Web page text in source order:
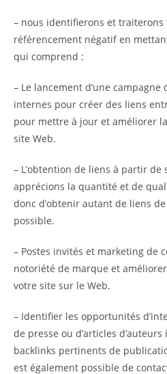
– nous identifierons et traiterons
référencement négatif en
qui comprend :
– Le lancement d’une
internes pour créer des liens
pour mettre à jour et améliorer
site Web.
– L’obtention de liens à partir
apprécions la quantité et de
donc d’obtenir autant de liens
possible.
– Postes invités et marketing de
notoriété de marque et
votre site sur le Web.
– Identifier les opportunités
de presse ou d’articles
backlinks pertinents de
est également possible de